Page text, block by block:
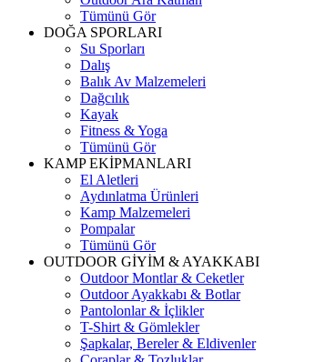
Tümünü Gör
DOĞA SPORLARI
Su Sporları
Dalış
Balık Av Malzemeleri
Dağcılık
Kayak
Fitness & Yoga
Tümünü Gör
KAMP EKİPMANLARI
El Aletleri
Aydınlatma Ürünleri
Kamp Malzemeleri
Pompalar
Tümünü Gör
OUTDOOR GİYİM & AYAKKABI
Outdoor Montlar & Ceketler
Outdoor Ayakkabı & Botlar
Pantolonlar & İçlikler
T-Shirt & Gömlekler
Şapkalar, Bereler & Eldivenler